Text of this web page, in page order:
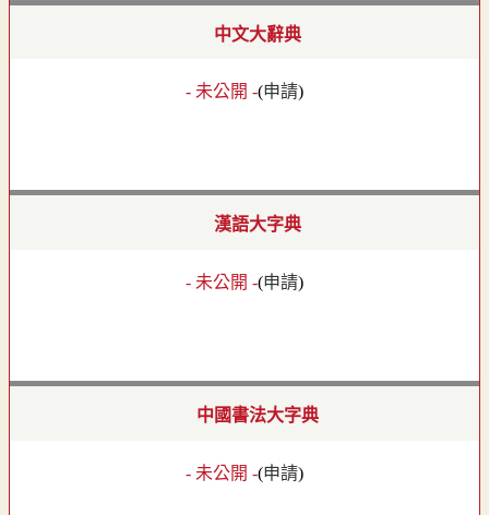
中文大辭典
- 未公開 -(申請)
漢語大字典
- 未公開 -(申請)
中國書法大字典
- 未公開 -(申請)